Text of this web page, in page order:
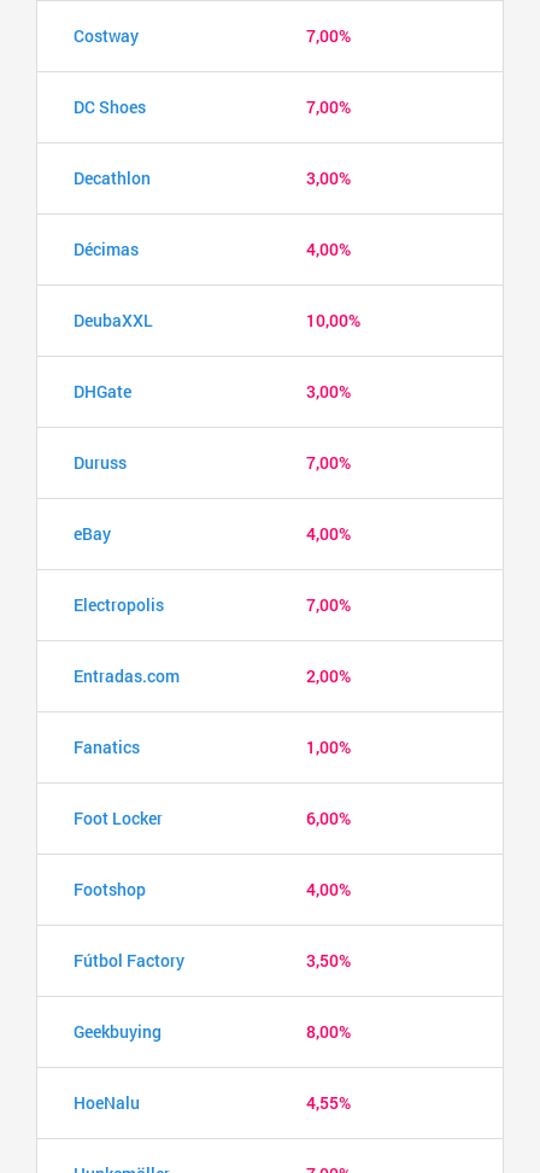
Costway 7,00%
DC Shoes 7,00%
Decathlon 3,00%
Décimas 4,00%
DeubaXXL 10,00%
DHGate 3,00%
Duruss 7,00%
eBay 4,00%
Electropolis 7,00%
Entradas.com 2,00%
Fanatics 1,00%
Foot Locker 6,00%
Footshop 4,00%
Fútbol Factory 3,50%
Geekbuying 8,00%
HoeNalu 4,55%